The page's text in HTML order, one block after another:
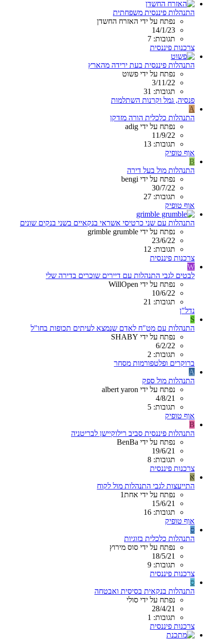
התנהלות פיננסית משפחתית
נפתח על ידי האזרח החשדן
14/1/23
תגובות: 7
צרכנות פיננסית
התנהלות פיננסית בעת ירידה מהארץ
נפתח על ידי פשוט
3/11/22
תגובות: 31
פנסיה, גמל וקרנות השתלמות
A
התנהלות כלכלית הורה מזדקן
נפתח על ידי adig
11/9/22
תגובות: 13
אוף טופיק
B
התנהלות מול בעל דירה
נפתח על ידי bengi
30/7/22
תגובות: 27
אוף טופיק
התנהלות עם שני כרטיסי אשראי בנקאיים בשני בנקים שונים
נפתח על ידי grimble grumble
23/6/22
תגובות: 12
צרכנות פיננסית
W
לבטים לגבי התנהלות עם דיירים שוכרים בדירה שלי
נפתח על ידי WillOpen
10/6/22
תגובות: 21
נדל"ן
S
התנהלות עם מט"ח לאדם שנמצא לעיתים תכופות בחו"ל
נפתח על ידי SHABY
6/2/22
תגובות: 2
ברוקרים ופלטפורמות מסחר
A
התנהלות מול ספק
נפתח על ידי albert yaron
4/8/21
תגובות: 5
אוף טופיק
B
התנהלות פיננסית סביב רילוקיישן לבריטניה
נפתח על ידי BenBa
19/6/21
תגובות: 8
צרכנות פיננסית
א
התייעצות לגבי התנהלות מול לקוח
נפתח על ידי אחת1
15/6/21
תגובות: 16
אוף טופיק
ס
התנהלות כלכלית בזוגיות
נפתח על ידי סוס מירוץ
18/5/21
תגובות: 9
צרכנות פיננסית
ס
התנהלות בנקאית בסיסית ואבטחה
נפתח על ידי סולי
28/4/21
תגובות: 1
צרכנות פיננסית